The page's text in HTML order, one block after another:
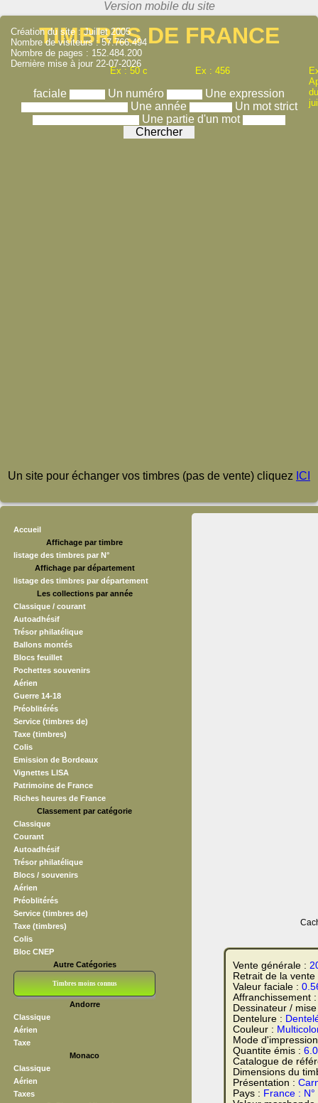
TIMBRES DE FRANCE
Ex : 50 c Ex : 456
faciale Un numéro
Une expression
Une année
Un mot strict
Une partie d'un mot
Création du site : Juillet 2005
Nombre de visiteurs : 57.766.494
Nombre de pages : 152.484.200
Dernière mise à jour 22-07-2026
Un site pour échanger vos timbres (pas de vente) cliquez ICI
Accueil
Affichage par timbre
listage des timbres par N°
Affichage par département
listage des timbres par département
Les collections par année
Classique / courant
Autoadhésif
Trésor philatélique
Ballons montés
Blocs feuillet
Pochettes souvenirs
Aérien
Guerre 14-18
Préoblitérés
Service (timbres de)
Taxe (timbres)
Colis
Emission de Bordeaux
Vignettes LISA
Patrimoine de France
Riches heures de France
Classement par catégorie
Classique
Courant
Autoadhésif
Trésor philatélique
Blocs / souvenirs
Aérien
Préoblitérés
Service (timbres de)
Taxe (timbres)
Colis
Bloc CNEP
Autre Catégories
Timbres moins connus
Andorre
Classique
Aérien
Taxe
Monaco
Classique
Aérien
Taxes
Vente générale :
Retrait de la
Valeur faciale :
Affranchissement
Dessinateur /
Dentelure :
Couleur :
Mode
Quantite émis :
Catalogue de
Dimensions du
Présentation :
Pays : France : N°